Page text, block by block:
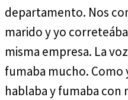
departamento. Nos
marido y yo
misma empresa. La
fumaba mucho. Como
hablaba y fumaba con